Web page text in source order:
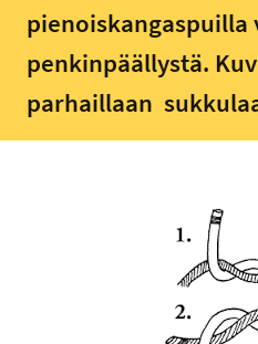
pienoiskangaspuilla
penkinpäällystä.
parhaillaan